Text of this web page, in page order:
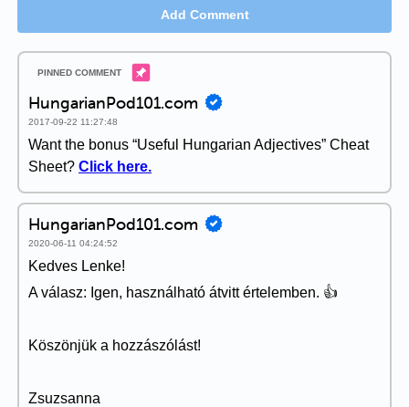
Add Comment
HungarianPod101.com
2017-09-22 11:27:48
Want the bonus “Useful Hungarian Adjectives” Cheat
Sheet? Click here.
HungarianPod101.com
2020-06-11 04:24:52
Kedves Lenke!
A válasz: Igen, használható átvitt értelemben. 👍
Köszönjük a hozzászólást!
Zsuzsanna